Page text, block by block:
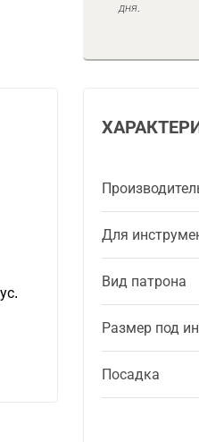
дня.
Для
Вид патрона
Размер под
Посадка